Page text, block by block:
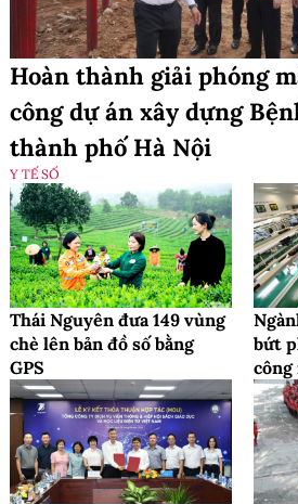
Hoàn thành giải phóng
công dự án xây dựng
thành phố Hà Nội
Y TẾ SỐ
Thái Nguyên đưa 149 vùng
chè lên bản đồ số bằng
GPS
bứt
công